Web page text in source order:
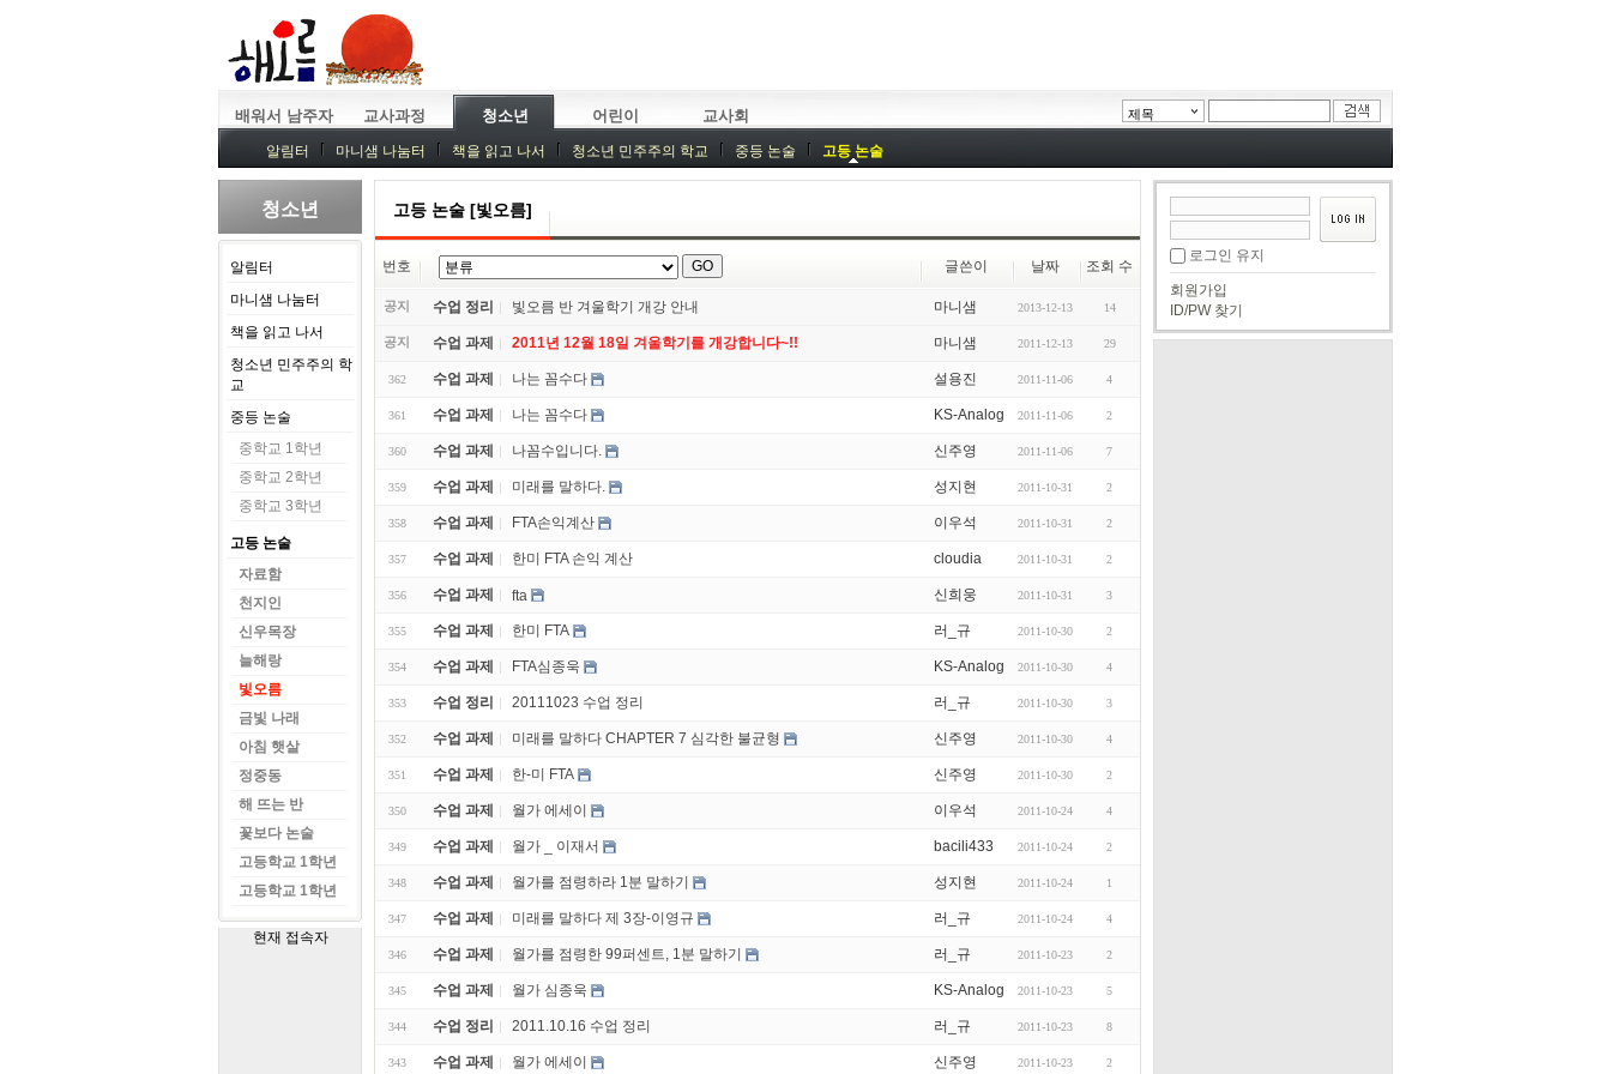
배워서 남주자 교사과정 청소년 어린이 교사회
알림터 마니샘 나눔터 책을 읽고 나서 청소년 민주주의 학교 중등 논술 고등 논술
제목
청소년
알림터
마니샘 나눔터
책을 읽고 나서
청소년 민주주의 학
교
중등 논술
중학교 1학년
중학교 2학년
중학교 3학년
고등 논술
자료함
천지인
신우목장
늘해랑
빛오름
금빛 나래
아침 햇살
정중동
해 뜨는 반
꽃보다 논술
고등학교 1학년
고등학교 1학년
현재 접속자
고등 논술 [빛오름]
번호 글쓴이 날짜 조회 수
공지 수업 정리 빛오름 반 겨울학기 개강 안내 마니샘 2013-12-13 14
공지 수업 과제 2011년 12월 18일 겨울학기를 개강합니다~!! 마니샘 2011-12-13 29
362 수업 과제 나는 꼼수다 설용진 2011-11-06 4
361 수업 과제 나는 꼼수다 KS-Analog 2011-11-06 2
360 수업 과제 나꼼수입니다. 신주영 2011-11-06 7
359 수업 과제 미래를 말하다. 성지현 2011-10-31 2
358 수업 과제 FTA손익계산 이우석 2011-10-31 2
357 수업 과제 한미 FTA 손익 계산 cloudia 2011-10-31 2
356 수업 과제 fta 신희웅 2011-10-31 3
355 수업 과제 한미 FTA 러_규 2011-10-30 2
354 수업 과제 FTA심종욱 KS-Analog 2011-10-30 4
353 수업 정리 20111023 수업 정리 러_규 2011-10-30 3
352 수업 과제 미래를 말하다 CHAPTER 7 심각한 불균형 신주영 2011-10-30 4
351 수업 과제 한-미 FTA 신주영 2011-10-30 2
350 수업 과제 월가 에세이 이우석 2011-10-24 4
349 수업 과제 월가 _ 이재서 bacili433 2011-10-24 2
348 수업 과제 월가를 점령하라 1분 말하기 성지현 2011-10-24 1
347 수업 과제 미래를 말하다 제 3장-이영규 러_규 2011-10-24 4
346 수업 과제 월가를 점령한 99퍼센트, 1분 말하기 러_규 2011-10-23 2
345 수업 과제 월가 심종욱 KS-Analog 2011-10-23 5
344 수업 정리 2011.10.16 수업 정리 러_규 2011-10-23 8
343 수업 과제 월가 에세이 신주영 2011-10-23 2
로그인 유지
회원가입
ID/PW 찾기